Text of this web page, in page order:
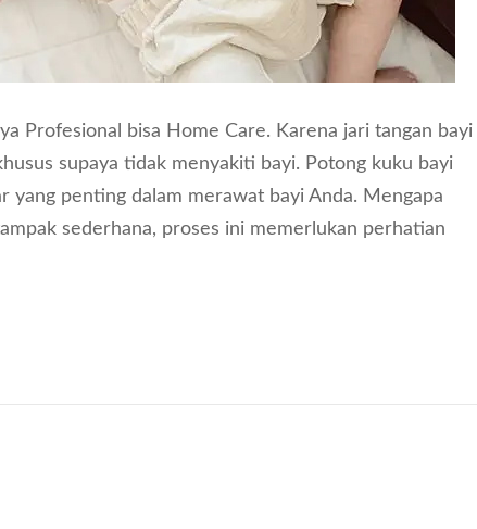
Profesional bisa Home Care. Karena jari tangan bayi
supaya tidak menyakiti bayi. Potong kuku bayi
yang penting dalam merawat bayi Anda. Mengapa
sederhana, proses ini memerlukan perhatian